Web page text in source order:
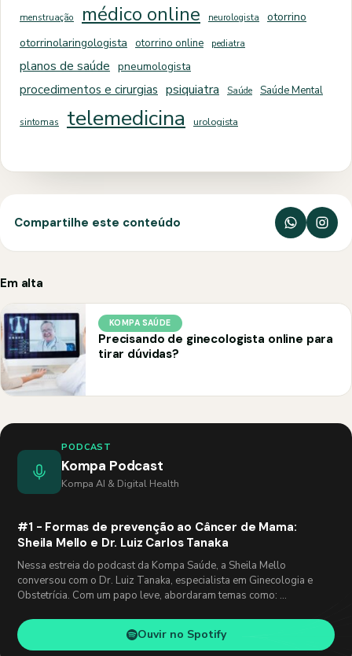
menstruação médico online neurologista
otorrino
otorrinolaringologista
otorrino online pediatra
planos de saúde pneumologista
procedimentos e cirurgias psiquiatra Saúde Saúde Mental
sintomas telemedicina urologista
Compartilhe este conteúdo
Em alta
KOMPA SAÚDE
Precisando de ginecologista online para
tirar dúvidas?
PODCAST
Kompa Podcast
Kompa AI & Digital Health
#1 - Formas de prevenção ao Câncer de Mama:
Sheila Mello e Dr. Luiz Carlos Tanaka
Nessa estreia do podcast da Kompa Saúde, a Sheila Mello
conversou com o Dr. Luiz Tanaka, especialista em Ginecologia e
Obstetrícia. Com um papo leve, abordaram temas como: …
Ouvir no Spotify